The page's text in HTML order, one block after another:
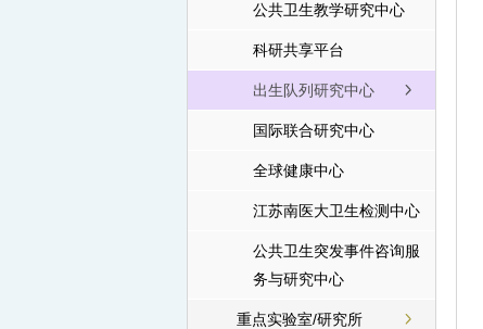
公共卫生教学研究中心
科研共享平台
出生队列研究中心
国际联合研究中心
全球健康中心
江苏南医大卫生检测中心
公共卫生突发事件咨询服
务与研究中心
重点实验室/研究所